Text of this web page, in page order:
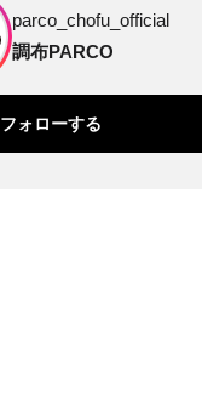
parco_chofu_official
調布PARCO
フォローする